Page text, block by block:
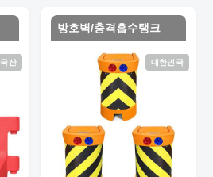
국산
방호벽/충격흡수탱크
대한민국